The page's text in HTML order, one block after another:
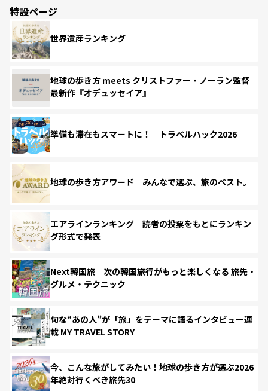
特設ページ
世界遺産ランキング
地球の歩き方 meets クリストファー・ノーラン監督
最新作『オデュッセイア』
準備も滞在もスマートに！ トラベルハック2026
地球の歩き方アワード みんなで選ぶ、旅のベスト。
エアラインランキング 読者の投票をもとにランキン
グ形式で発表
Next韓国旅 次の韓国旅行がもっと楽しくなる 旅先・
グルメ・テクニック
旬な“あの人”が「旅」をテーマに語るインタビュー連
載 MY TRAVEL STORY
今、こんな旅がしてみたい！地球の歩き方が選ぶ2026
年絶対行くべき旅先30